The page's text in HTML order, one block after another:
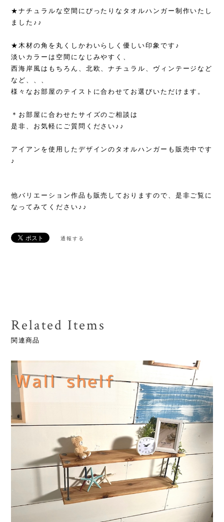
★ナチュラルな空間にぴったりなタオルハンガー制作いたし
ました♪♪
★木材の角を丸くしかわいらしく優しい印象です♪
淡いカラーは空間になじみやすく、
西海岸風はもちろん、北欧、ナチュラル、ヴィンテージなど
など、、、
様々なお部屋のテイストに合わせてお選びいただけます。
＊お部屋に合わせたサイズのご相談は
是非、お気軽にご質問ください♪♪
アイアンを使用したデザインのタオルハンガーも販売中です
♪
他バリエーション作品も販売しておりますので、是非ご覧に
なってみてください♪♪
通報する
Related Items
関連商品